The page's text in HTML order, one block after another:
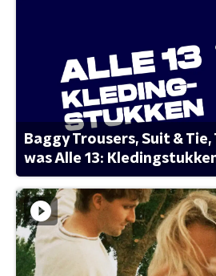
Baggy Trousers, Suit &
was Alle 13: